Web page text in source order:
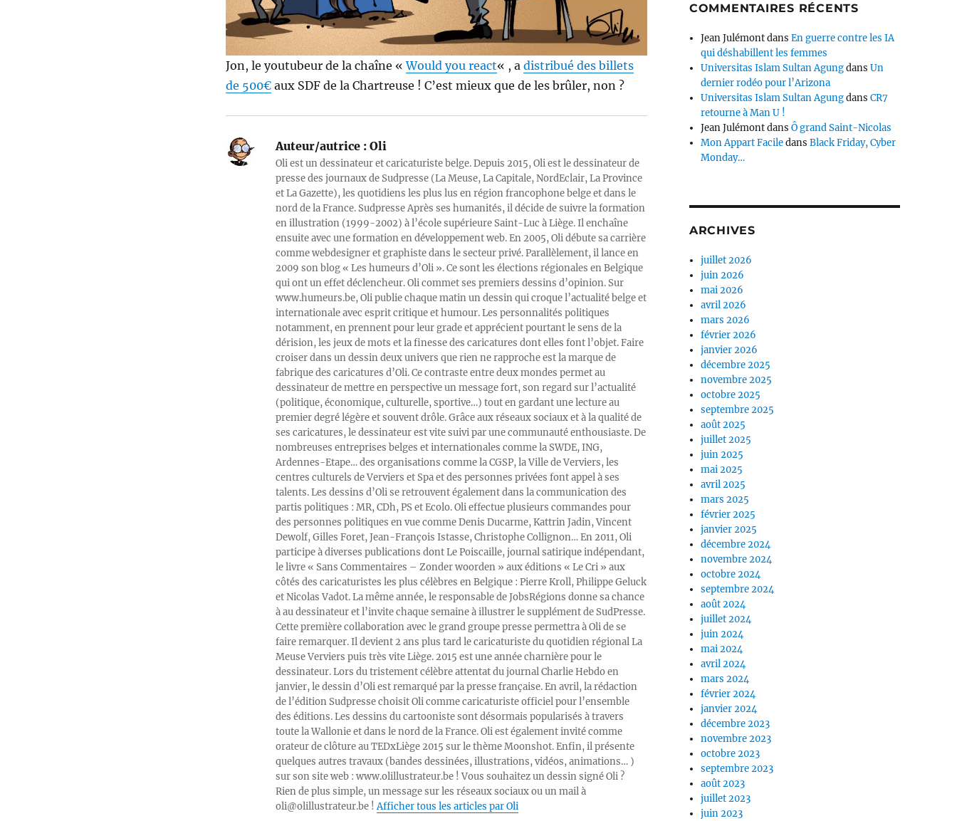
Jon, le youtubeur de la chaîne «Would you react« , a distribué des billets
de 500€aux SDF de la Chartreuse ! C’est mieux que de les brûler, non ?
Auteur/autrice :Oli
Oli est un dessinateur et caricaturiste belge. Depuis 2015, Oli est le dessinateur de
presse des journaux de Sudpresse (La Meuse, La Capitale, NordEclair, La Province
et La Gazette), les quotidiens les plus lus en région francophone belge et dans le
nord de la France. Sudpresse Après ses humanités, il décide de suivre la formation
en illustration (1999-2002) à l’école supérieure Saint-Luc à Liège. Il enchaîne
ensuite avec une formation en développement web. En 2005, Oli débute sa carrière
comme webdesigner et graphiste dans le secteur privé. Parallèlement, il lance en
2009 son blog « Les humeurs d’Oli ». Ce sont les élections régionales en Belgique
qui ont un effet déclencheur. Oli commet ses premiers dessins d’opinion. Sur
www.humeurs.be, Oli publie chaque matin un dessin qui croque l’actualité belge et
internationale avec esprit critique et humour. Les personnalités politiques
notamment, en prennent pour leur grade et apprécient pourtant le sens de la
dérision, les jeux de mots et la finesse des caricatures dont elles font l’objet. Faire
croiser dans un dessin deux univers que rien ne rapproche est la marque de
fabrique des caricatures d’Oli. Ce contraste entre deux mondes permet au
dessinateur de mettre en perspective un message fort, son regard sur l’actualité
(politique, économique, culturelle, sportive…) tout en gardant une lecture au
premier degré légère et souvent drôle. Grâce aux réseaux sociaux et à la qualité de
ses caricatures, le dessinateur est vite suivi par une communauté enthousiaste. De
nombreuses entreprises belges et internationales comme la SWDE, ING,
Ardennes-Etape… des organisations comme la CGSP, la Ville de Verviers, les
centres culturels de Verviers et Spa et des personnes privées font appel à ses
talents. Les dessins d’Oli se retrouvent également dans la communication des
partis politiques : MR, CDh, PS et Ecolo. Oli effectue plusieurs commandes pour
des personnes politiques en vue comme Denis Ducarme, Kattrin Jadin, Vincent
Dewolf, Gilles Foret, Jean-François Istasse, Christophe Collignon… En 2011, Oli
participe à diverses publications dont Le Poiscaille, journal satirique indépendant,
le livre « Sans Commentaires – Zonder woorden » aux éditions « Le Cri » aux
côtés des caricaturistes les plus célèbres en Belgique : Pierre Kroll, Philippe Geluck
et Nicolas Vadot. La même année, le responsable de JobsRégions donne sa chance
à au dessinateur et l’invite chaque semaine à illustrer le supplément de SudPresse.
Cette première collaboration avec le grand groupe presse permettra à Oli de se
faire remarquer. Il devient 2 ans plus tard le caricaturiste du quotidien régional La
Meuse Verviers puis très vite Liège. 2015 est une année charnière pour le
dessinateur. Lors du tristement célèbre attentat du journal Charlie Hebdo en
janvier, le dessin d’Oli est remarqué par la presse française. En avril, la rédaction
de l’édition Sudpresse choisit Oli comme caricaturiste officiel pour l’ensemble
des éditions. Les dessins du cartooniste sont désormais popularisés à travers
toute la Wallonie et dans le nord de la France. Oli est également invité comme
orateur de clôture au TEDxLiège 2015 sur le thème Moonshot. Enfin, il présente
quelques autres travaux (bandes dessinées, illustrations, vidéos, animations… )
sur son site web : www.olillustrateur.be ! Vous souhaitez un dessin signé Oli ?
Rien de plus simple, un message sur les réseaux sociaux ou un mail à
oli@olillustrateur.be !Afficher tous les articles par Oli
COMMENTAIRES RÉCENTS
Jean JulémontdansEn guerre contre les IA
qui déshabillent les femmes
Universitas Islam Sultan AgungdansUn
dernier rodéo pour l’Arizona
Universitas Islam Sultan AgungdansCR7
retourne à Man U !
Jean JulémontdansÔ grand Saint-Nicolas
Mon Appart FaciledansBlack Friday, Cyber
Monday…
ARCHIVES
juillet 2026
juin 2026
mai 2026
avril 2026
mars 2026
février 2026
janvier 2026
décembre 2025
novembre 2025
octobre 2025
septembre 2025
août 2025
juillet 2025
juin 2025
mai 2025
avril 2025
mars 2025
février 2025
janvier 2025
décembre 2024
novembre 2024
octobre 2024
septembre 2024
août 2024
juillet 2024
juin 2024
mai 2024
avril 2024
mars 2024
février 2024
janvier 2024
décembre 2023
novembre 2023
octobre 2023
septembre 2023
août 2023
juillet 2023
juin 2023